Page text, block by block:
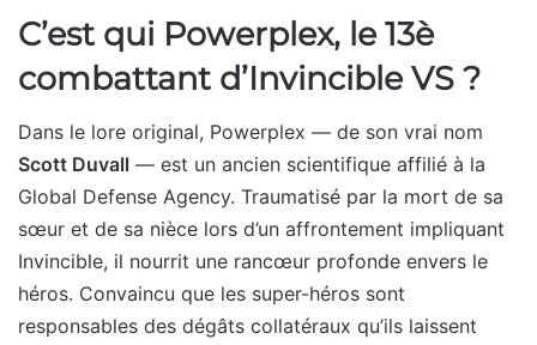
C’est qui Powerplex, le 13è
combattant d’Invincible VS ?
Dans le lore original, Powerplex — de son vrai nom
Scott Duvall — est un ancien scientifique affilié à la
Global Defense Agency. Traumatisé par la mort de sa
sœur et de sa nièce lors d’un affrontement impliquant
Invincible, il nourrit une rancœur profonde envers le
héros. Convaincu que les super-héros sont
responsables des dégâts collatéraux qu’ils laissent